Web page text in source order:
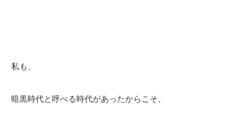
私も、
暗黒時代と呼べる時代があったからこそ、